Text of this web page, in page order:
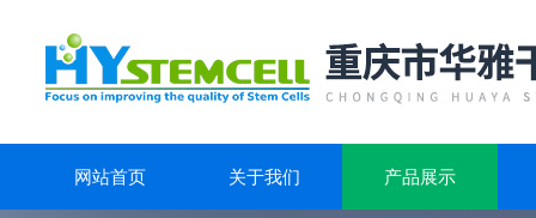
网站首页 关于我们 产品展示